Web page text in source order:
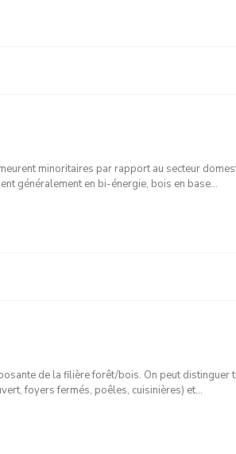
minoritaires par rapport au secteur
généralement en bi-énergie, bois en base…
de la filière forêt/bois. On peut distinguer
foyers fermés, poêles, cuisinières) et…